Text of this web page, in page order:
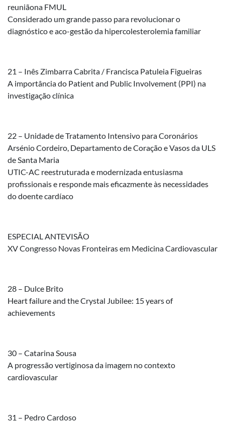
reuniãona FMUL
Considerado um grande passo para revolucionar o
diagnóstico e aco-gestão da hipercolesterolemia familiar
21 – Inês Zimbarra Cabrita / Francisca Patuleia Figueiras
A importância do Patient and Public Involvement (PPI) na
investigação clínica
22 – Unidade de Tratamento Intensivo para Coronários
Arsénio Cordeiro, Departamento de Coração e Vasos da ULS
de Santa Maria
UTIC-AC reestruturada e modernizada entusiasma
profissionais e responde mais eficazmente às necessidades
do doente cardíaco
ESPECIAL ANTEVISÃO
XV Congresso Novas Fronteiras em Medicina Cardiovascular
28 – Dulce Brito
Heart failure and the Crystal Jubilee: 15 years of
achievements
30 – Catarina Sousa
A progressão vertiginosa da imagem no contexto
cardiovascular
31 – Pedro Cardoso